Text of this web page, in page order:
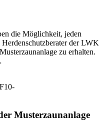
die Möglichkeit, jeden
der LWK
zu erhalten.
Musterzaunanlage